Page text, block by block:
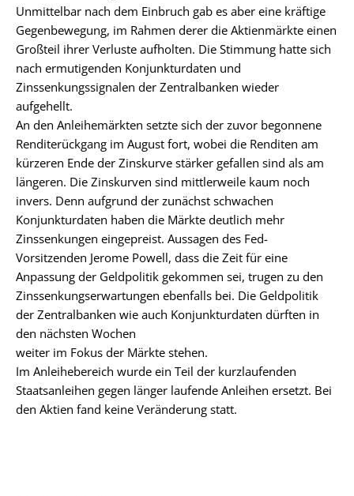
Unmittelbar nach dem Einbruch gab es aber eine kräftige
Gegenbewegung, im Rahmen derer die Aktienmärkte einen
Großteil ihrer Verluste aufholten. Die Stimmung hatte sich
nach ermutigenden Konjunkturdaten und
Zinssenkungssignalen der Zentralbanken wieder
aufgehellt.
An den Anleihemärkten setzte sich der zuvor begonnene
Renditerückgang im August fort, wobei die Renditen am
kürzeren Ende der Zinskurve stärker gefallen sind als am
längeren. Die Zinskurven sind mittlerweile kaum noch
invers. Denn aufgrund der zunächst schwachen
Konjunkturdaten haben die Märkte deutlich mehr
Zinssenkungen eingepreist. Aussagen des Fed-
Vorsitzenden Jerome Powell, dass die Zeit für eine
Anpassung der Geldpolitik gekommen sei, trugen zu den
Zinssenkungserwartungen ebenfalls bei. Die Geldpolitik
der Zentralbanken wie auch Konjunkturdaten dürften in
den nächsten Wochen
weiter im Fokus der Märkte stehen.
Im Anleihebereich wurde ein Teil der kurzlaufenden
Staatsanleihen gegen länger laufende Anleihen ersetzt. Bei
den Aktien fand keine Veränderung statt.